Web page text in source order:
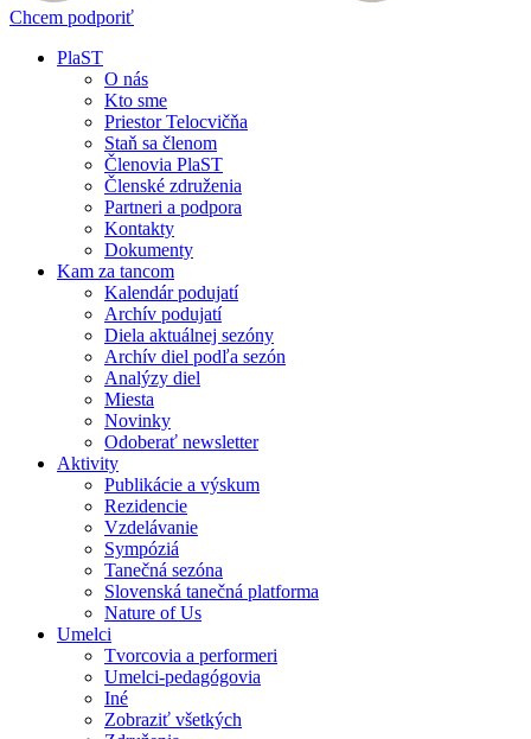
Chcem podporiť
PlaST
O nás
Kto sme
Priestor Telocvičňa
Staň sa členom
Členovia PlaST
Členské združenia
Partneri a podpora
Kontakty
Dokumenty
Kam za tancom
Kalendár podujatí
Archív podujatí
Diela aktuálnej sezóny
Archív diel podľa sezón
Analýzy diel
Miesta
Novinky
Odoberať newsletter
Aktivity
Publikácie a výskum
Rezidencie
Vzdelávanie
Sympóziá
Tanečná sezóna
Slovenská tanečná platforma
Nature of Us
Umelci
Tvorcovia a performeri
Umelci-pedagógovia
Iné
Zobraziť všetkých